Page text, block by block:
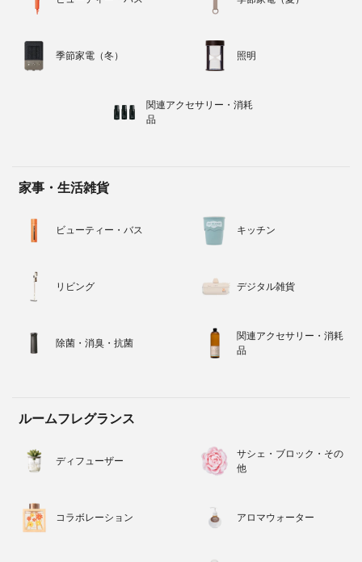
季節家電（冬） 照明
関連アクセサリー・消耗
品
家事・生活雑貨
ビューティー・バス キッチン
リビング デジタル雑貨
除菌・消臭・抗菌
関連アクセサリー・消耗
品
ルームフレグランス
ディフューザー
サシェ・ブロック・その
他
コラボレーション アロマウォーター